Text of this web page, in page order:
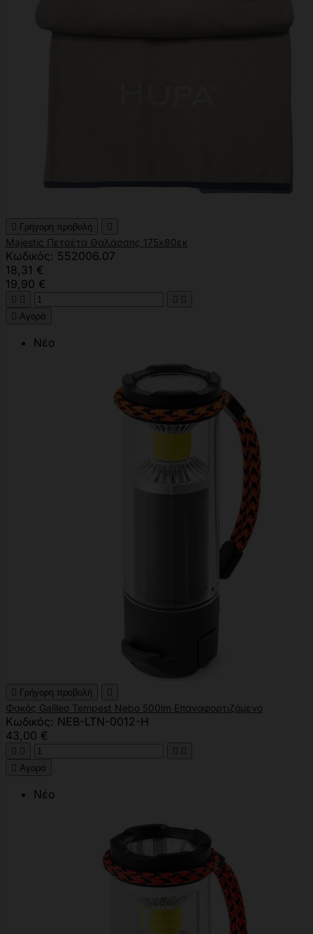
 Γρήγορη προβολή 
Majestic Πετσέτα Θαλάσσης 175x80εκ
Κωδικός: 552006.07
18,31 €
19,90 €
   
 Αγορά
Νέο
 Γρήγορη προβολή 
Φακός Galileo Tempest Nebo 500lm Επαναφορτιζόμενο
Κωδικός: NEB-LTN-0012-H
43,00 €
   
 Αγορά
Νέο